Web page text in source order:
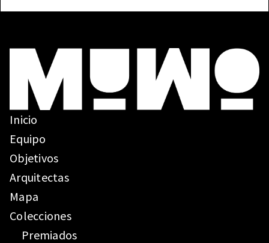
2000
Inicio
Equipo
Objetivos
Arquitectas
Mapa
Colecciones
Premiados